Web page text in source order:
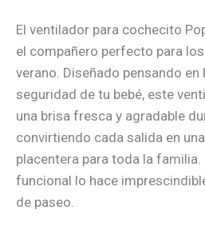
El ventilador para cochecito
el compañero perfecto para
verano. Diseñado pensando
seguridad de tu bebé, este
una brisa fresca y agradable
convirtiendo cada salida en
placentera para toda la
funcional lo hace
de paseo.